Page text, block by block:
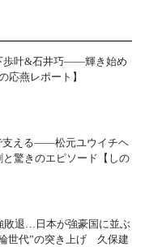
歩叶&石井巧――輝き始め
応燕レポート】
支える――松元ユウイチヘ
驚きのエピソード【しの
敗退…日本が強豪国に並ぶ
世代”の突き上げ 久保建